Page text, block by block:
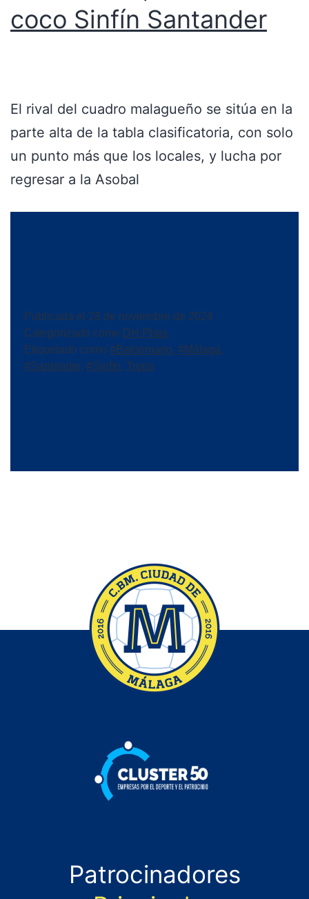
coco Sinfín Santander
El rival del cuadro malagueño se sitúa en la
parte alta de la tabla clasificatoria, con solo
un punto más que los locales, y lucha por
regresar a la Asobal
Publicada el 28 de noviembre de 2024
Categorizado como DH Plata
Etiquetado como #Balonmano, #Málaga,
#Santander, #Sinfín, Trops
Patrocinadores